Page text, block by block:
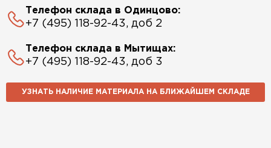
Телефон склада в Одинцово:
+7 (495) 118-92-43, доб 2
Телефон склада в Мытищах:
+7 (495) 118-92-43, доб 3
УЗНАТЬ НАЛИЧИЕ МАТЕРИАЛА НА БЛИЖАЙШЕМ СКЛАДЕ